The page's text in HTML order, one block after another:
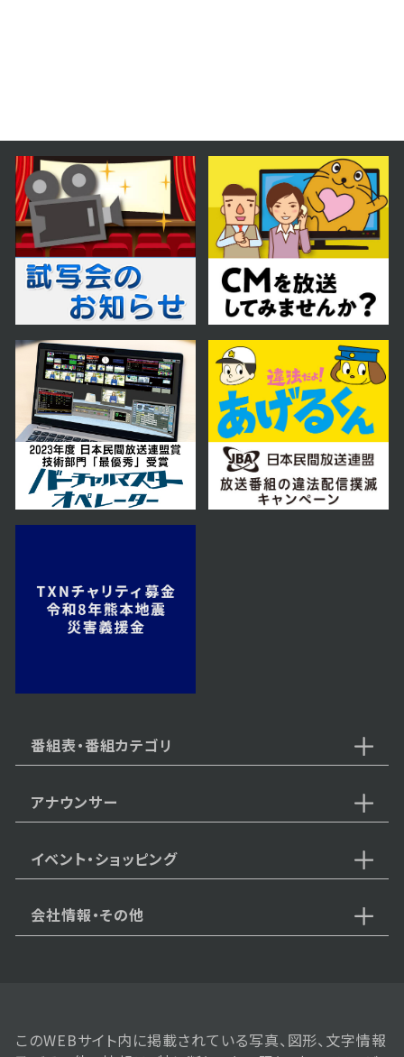
2024年08月16日 放送
第29話
2024年08月15日 放送
第28話
2024年08月14日 放送
第27話
第26話
2024年08月08日 放送
番組表・番組カテゴリ
アナウンサー
イベント・ショッピング
会社情報・その他
このWEBサイト内に掲載されている写真、図形、文字情報